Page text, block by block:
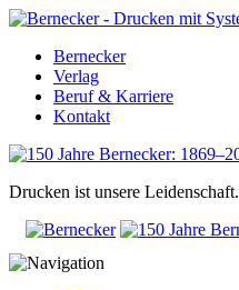
Bernecker
Verlag
Beruf & Karriere
Kontakt
Drucken ist unsere Leidenschaft.